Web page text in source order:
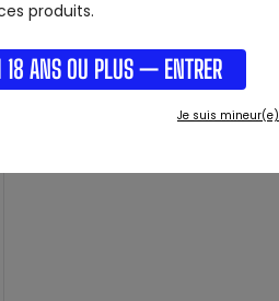
produits.
ANS OU PLUS — ENTRER
Je suis mineur(e)